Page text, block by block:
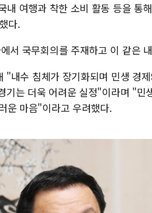
내 여행과 착한 소비 활동 등을 통
다.
서 국무회의를 주재하고 이 같은
"내수 침체가 장기화되며 민생 경
기는 더욱 어려운 실정"이라며 "민
운 마음"이라고 우려했다.